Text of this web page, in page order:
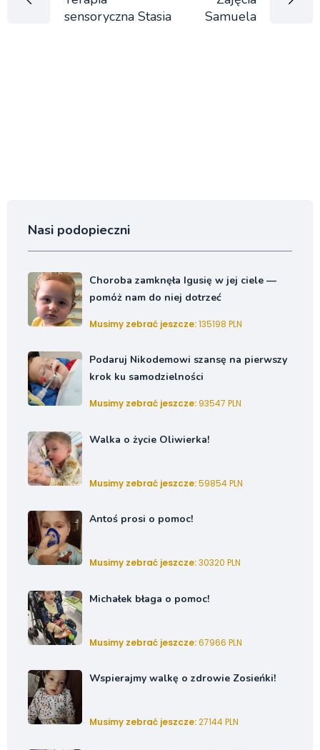
sensoryczna Stasia
Samuela
Nasi podopieczni
Choroba zamknęła Igusię w jej ciele —
pomóż nam do niej dotrzeć
Musimy zebrać jeszcze:135198 PLN
Podaruj Nikodemowi szansę na pierwszy
krok ku samodzielności
Musimy zebrać jeszcze:93547 PLN
Walka o życie Oliwierka!
Musimy zebrać jeszcze:59854 PLN
Antoś prosi o pomoc!
Musimy zebrać jeszcze:30320 PLN
Michałek błaga o pomoc!
Musimy zebrać jeszcze:67966 PLN
Wspierajmy walkę o zdrowie Zosieńki!
Musimy zebrać jeszcze:27144 PLN